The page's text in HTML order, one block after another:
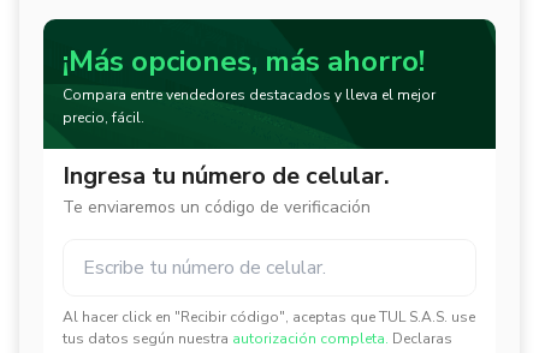
¡Más opciones, más ahorro!
Compara entre vendedores destacados y lleva el mejor
precio, fácil.
Ingresa tu número de celular.
Te enviaremos un código de verificación
Al hacer click en "Recibir código", aceptas que TUL S.A.S. use
tus datos según nuestra autorización completa. Declaras
✕
✕